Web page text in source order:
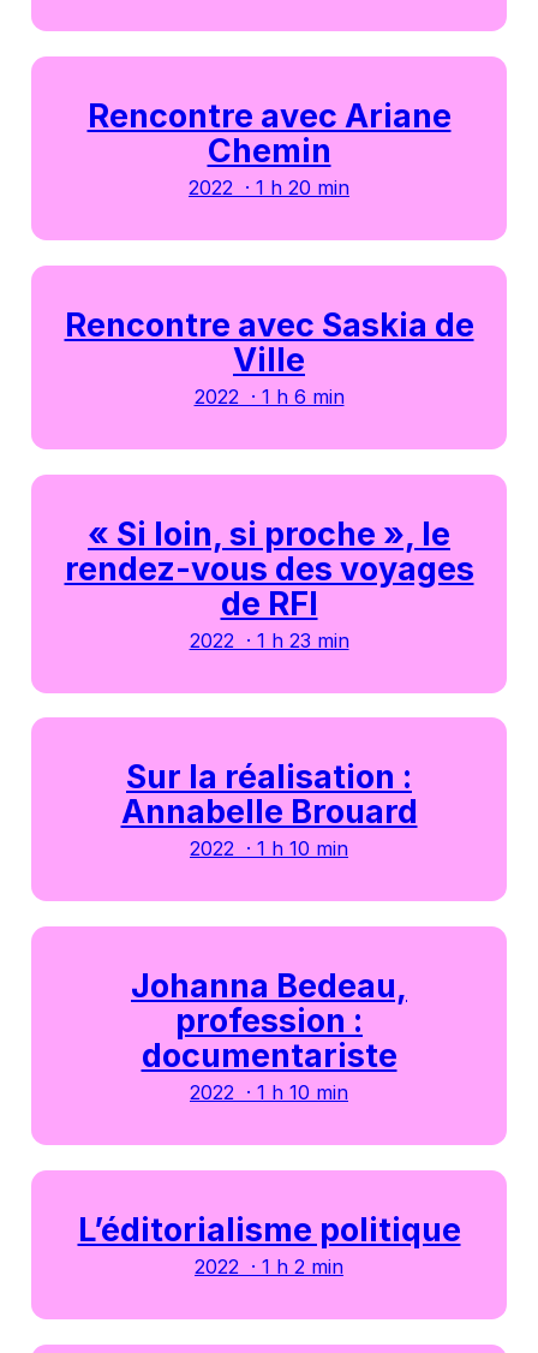
Rencontre avec Ariane
Chemin
2022 · 1 h 20 min
Rencontre avec Saskia de
Ville
2022 · 1 h 6 min
« Si loin, si proche », le
rendez-vous des voyages
de RFI
2022 · 1 h 23 min
Sur la réalisation :
Annabelle Brouard
2022 · 1 h 10 min
Johanna Bedeau,
profession :
documentariste
2022 · 1 h 10 min
L’éditorialisme politique
2022 · 1 h 2 min